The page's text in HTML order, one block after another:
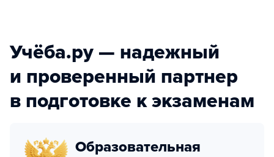
Учёба.ру — надежный
и проверенный партнер
в подготовке к экзаменам
Образовательная